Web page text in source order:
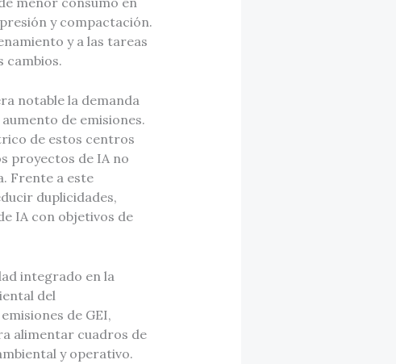
y compactación.
y a las tareas
cambios.
notable la demanda
de emisiones.
de estos centros
proyectos de IA no
Frente a este
duplicidades,
IA con objetivos de
integrado en la
del
de GEI,
alimentar cuadros de
y operativo.